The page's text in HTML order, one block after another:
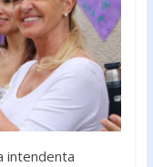
intendenta